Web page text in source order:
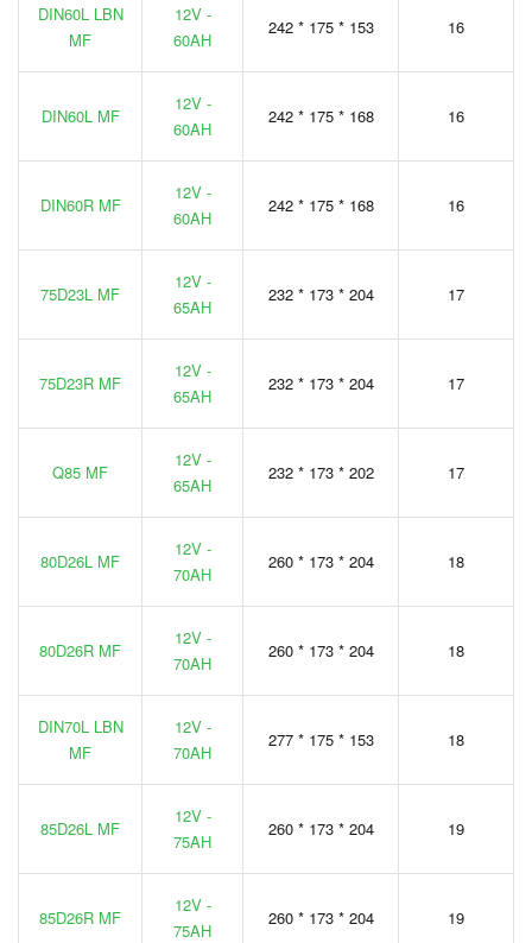
DIN60L LBN
MF
12V -
60AH
242 * 175 * 153 16
DIN60L MF
12V -
60AH
242 * 175 * 168 16
DIN60R MF
12V -
60AH
242 * 175 * 168 16
75D23L MF
12V -
65AH
232 * 173 * 204 17
75D23R MF
12V -
65AH
232 * 173 * 204 17
Q85 MF
12V -
65AH
232 * 173 * 202 17
80D26L MF
12V -
70AH
260 * 173 * 204 18
80D26R MF
12V -
70AH
260 * 173 * 204 18
DIN70L LBN
MF
12V -
70AH
277 * 175 * 153 18
85D26L MF
12V -
75AH
260 * 173 * 204 19
85D26R MF
12V -
75AH
260 * 173 * 204 19